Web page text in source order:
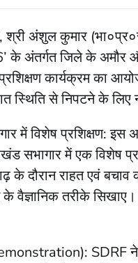
श्री अंशुल कुमार
के अंतर्गत जिले के
कार्यक्रम का
स्थिति से निपटने के
में विशेष प्रशिक्षण:
सभागार में एक
के दौरान राहत एवं
के वैज्ञानिक तरीके सिखाए।
SDRF ने